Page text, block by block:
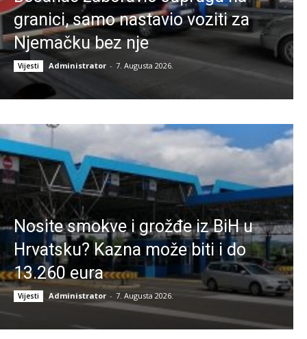
granici, samo nastavio voziti za
Njemačku bez nje
Vijesti Administrator - 7. Augusta 2026.
Nosite smokve i grožđe iz BiH u
Hrvatsku? Kazna može biti i do
13.260 eura
Vijesti Administrator - 7. Augusta 2026.